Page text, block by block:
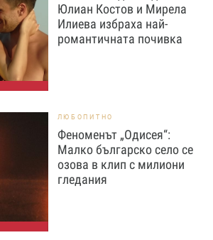
Юлиан Костов и Мирела
Илиева избраха най-
романтичната почивка
ЛЮБОПИТНО
Феноменът „Одисея“:
Малко българско село се
озова в клип с милиони
гледания